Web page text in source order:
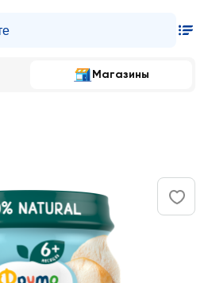
Магазины